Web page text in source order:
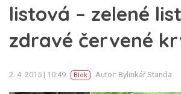
listová – zelené
zdravé červené
2. 4. 2015 | 10:49 Blok Autor: Bylinkář Standa